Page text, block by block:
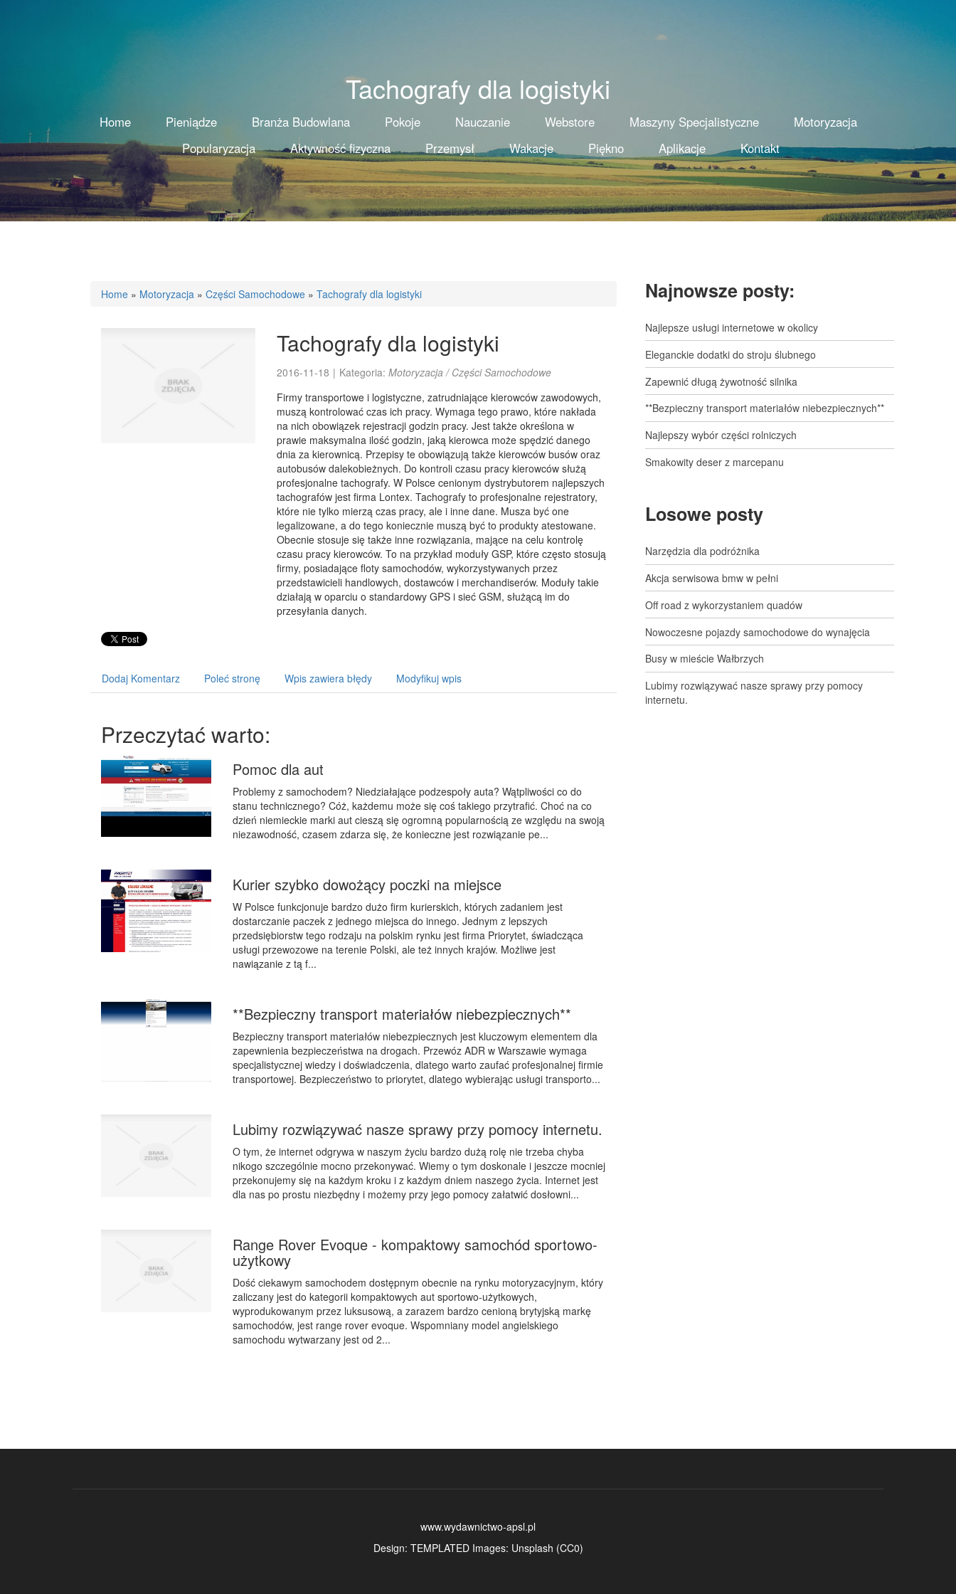
Tachografy dla logistyki
Home Pieniądze Branża Budowlana Pokoje Nauczanie Webstore Maszyny Specjalistyczne
Motoryzacja
Popularyzacja
Aktywność fizyczna Przemysł Wakacje Piękno Aplikacje Kontakt
Home » Motoryzacja » Części Samochodowe » Tachografy dla logistyki
Tachografy dla logistyki
2016-11-18 | Kategoria: Motoryzacja / Części Samochodowe
Firmy transportowe i logistyczne, zatrudniające kierowców zawodowych,
muszą kontrolować czas ich pracy. Wymaga tego prawo, które nakłada
na nich obowiązek rejestracji godzin pracy. Jest także określona w
prawie maksymalna ilość godzin, jaką kierowca może spędzić danego
dnia za kierownicą. Przepisy te obowiązują także kierowców busów oraz
autobusów dalekobieżnych. Do kontroli czasu pracy kierowców służą
profesjonalne tachografy. W Polsce cenionym dystrybutorem najlepszych
tachografów jest firma Lontex. Tachografy to profesjonalne rejestratory,
które nie tylko mierzą czas pracy, ale i inne dane. Musza być one
legalizowane, a do tego koniecznie muszą być to produkty atestowane.
Obecnie stosuje się także inne rozwiązania, mające na celu kontrolę
czasu pracy kierowców. To na przykład moduły GSP, które często stosują
firmy, posiadające floty samochodów, wykorzystywanych przez
przedstawicieli handlowych, dostawców i merchandiserów. Moduły takie
działają w oparciu o standardowy GPS i sieć GSM, służącą im do
przesyłania danych.
Dodaj Komentarz Poleć stronę Wpis zawiera błędy Modyfikuj wpis
Przeczytać warto:
Pomoc dla aut
Problemy z samochodem? Niedziałające podzespoły auta? Wątpliwości co do
stanu technicznego? Cóż, każdemu może się coś takiego przytrafić. Choć na co
dzień niemieckie marki aut cieszą się ogromną popularnością ze względu na swoją
niezawodność, czasem zdarza się, że konieczne jest rozwiązanie pe...
Kurier szybko dowożący poczki na miejsce
W Polsce funkcjonuje bardzo dużo firm kurierskich, których zadaniem jest
dostarczanie paczek z jednego miejsca do innego. Jednym z lepszych
przedsiębiorstw tego rodzaju na polskim rynku jest firma Priorytet, świadcząca
usługi przewozowe na terenie Polski, ale też innych krajów. Możliwe jest
nawiązanie z tą f...
**Bezpieczny transport materiałów niebezpiecznych**
Bezpieczny transport materiałów niebezpiecznych jest kluczowym elementem dla
zapewnienia bezpieczeństwa na drogach. Przewóz ADR w Warszawie wymaga
specjalistycznej wiedzy i doświadczenia, dlatego warto zaufać profesjonalnej firmie
transportowej. Bezpieczeństwo to priorytet, dlatego wybierając usługi transporto...
Lubimy rozwiązywać nasze sprawy przy pomocy internetu.
O tym, że internet odgrywa w naszym życiu bardzo dużą rolę nie trzeba chyba
nikogo szczególnie mocno przekonywać. Wiemy o tym doskonale i jeszcze mocniej
przekonujemy się na każdym kroku i z każdym dniem naszego życia. Internet jest
dla nas po prostu niezbędny i możemy przy jego pomocy załatwić dosłowni...
Range Rover Evoque - kompaktowy samochód sportowo-
użytkowy
Dość ciekawym samochodem dostępnym obecnie na rynku motoryzacyjnym, który
zaliczany jest do kategorii kompaktowych aut sportowo-użytkowych,
wyprodukowanym przez luksusową, a zarazem bardzo cenioną brytyjską markę
samochodów, jest range rover evoque. Wspomniany model angielskiego
samochodu wytwarzany jest od 2...
Najnowsze posty:
Najlepsze usługi internetowe w okolicy
Eleganckie dodatki do stroju ślubnego
Zapewnić długą żywotność silnika
**Bezpieczny transport materiałów niebezpiecznych**
Najlepszy wybór części rolniczych
Smakowity deser z marcepanu
Losowe posty
Narzędzia dla podróżnika
Akcja serwisowa bmw w pełni
Off road z wykorzystaniem quadów
Nowoczesne pojazdy samochodowe do wynajęcia
Busy w mieście Wałbrzych
Lubimy rozwiązywać nasze sprawy przy pomocy
internetu.
www.wydawnictwo-apsl.pl
Design: TEMPLATEDImages: Unsplash (CC0)